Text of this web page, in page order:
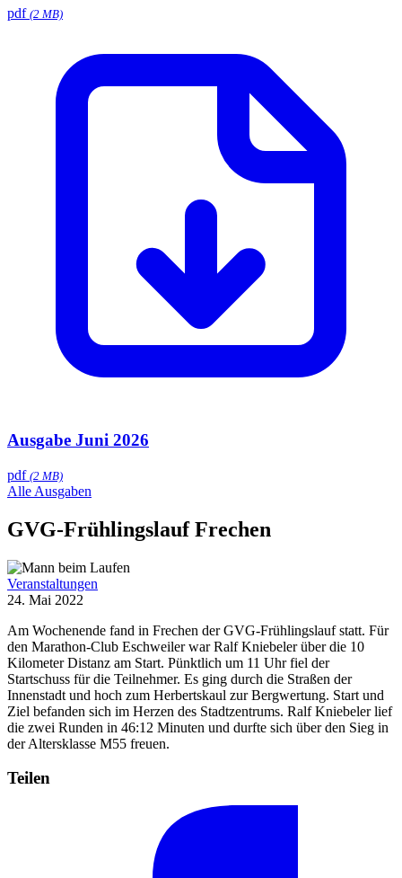
pdf (2 MB)
Ausgabe Juni 2026
pdf (2 MB)
Alle Ausgaben
GVG-Frühlingslauf Frechen
Veranstaltungen
24. Mai 2022
Am Wochenende fand in Frechen der GVG-Frühlingslauf statt. Für
den Marathon-Club Eschweiler war Ralf Kniebeler über die 10
Kilometer Distanz am Start. Pünktlich um 11 Uhr fiel der
Startschuss für die Teilnehmer. Es ging durch die Straßen der
Innenstadt und hoch zum Herbertskaul zur Bergwertung. Start und
Ziel befanden sich im Herzen des Stadtzentrums. Ralf Kniebeler lief
die zwei Runden in 46:12 Minuten und durfte sich über den Sieg in
der Altersklasse M55 freuen.
Teilen